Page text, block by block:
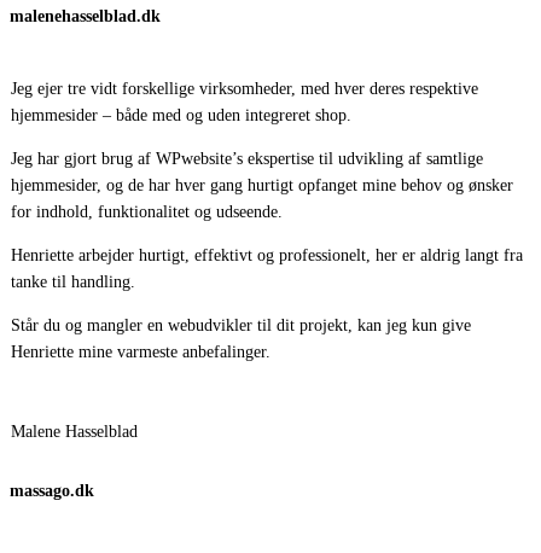
malenehasselblad.dk
Jeg ejer tre vidt forskellige virksomheder, med hver deres respektive
hjemmesider – både med og uden integreret shop.
Jeg har gjort brug af WPwebsite’s ekspertise til udvikling af samtlige
hjemmesider, og de har hver gang hurtigt opfanget mine behov og ønsker
for indhold, funktionalitet og udseende.
Henriette arbejder hurtigt, effektivt og professionelt, her er aldrig langt fra
tanke til handling.
Står du og mangler en webudvikler til dit projekt, kan jeg kun give
Henriette mine varmeste anbefalinger.
Malene Hasselblad
massago.dk